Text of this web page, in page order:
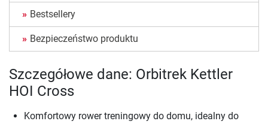
Bestsellery
Bezpieczeństwo produktu
Szczegółowe dane: Orbitrek Kettler
HOI Cross
Komfortowy rower treningowy do domu, idealny do